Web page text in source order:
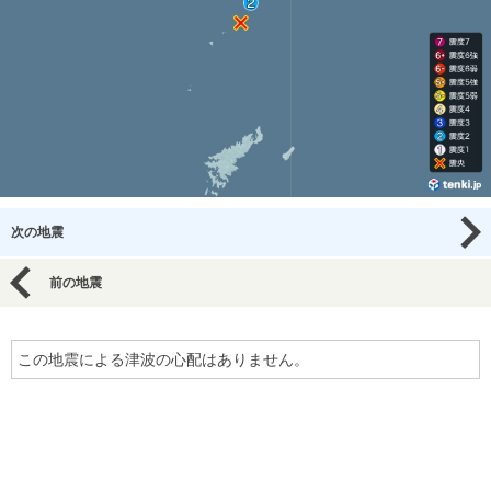
次の地震
前の地震
この地震による津波の心配はありません。